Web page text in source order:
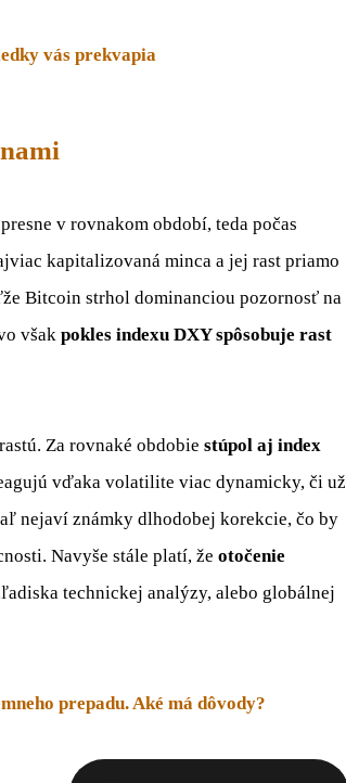
vás prekvapia
presne v rovnakom období, teda počas
kapitalizovaná minca a jej rast priamo
Bitcoin strhol dominanciou pozornosť na
však pokles indexu DXY spôsobuje rast
Za rovnaké obdobie stúpol aj index
vďaka volatilite viac dynamicky, či už
nejaví známky dlhodobej korekcie, čo by
Navyše stále platí, že otočenie
technickej analýzy, alebo globálnej
prepadu. Aké má dôvody?